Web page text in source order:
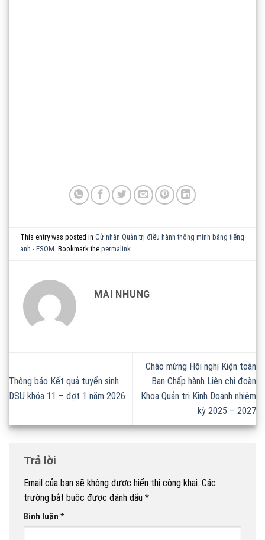
This entry was posted inCử nhân Quản trị điều hành thông minh bằng tiếng
anh - ESOM . Bookmark thepermalink
MAI NHUNG
Thông báo Kết quả tuyển sinh
DSU khóa 11 – đợt 1 năm 2026
Chào mừng Hội nghị Kiện toàn
Ban Chấp hành Liên chi đoàn
Khoa Quản trị Kinh Doanh nhiệm
kỳ 2025 – 2027
Trả lời
Email của bạn sẽ không được hiển thị công khai. Các
trường bắt buộc được đánh dấu *
Bình luận *